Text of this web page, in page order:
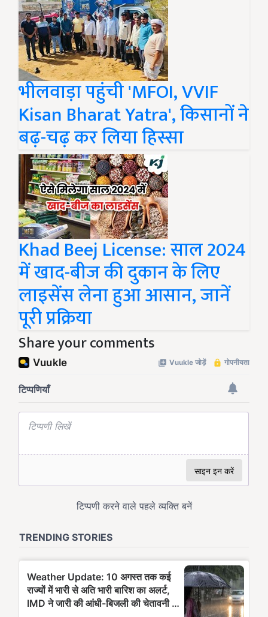
भीलवाड़ा पहुंची 'MFOI, VVIF
Kisan Bharat Yatra', किसानों ने
बढ़-चढ़ कर लिया हिस्सा
Khad Beej License: साल 2024
में खाद-बीज की दुकान के लिए
लाइसेंस लेना हुआ आसान, जानें
पूरी प्रक्रिया
Share your comments